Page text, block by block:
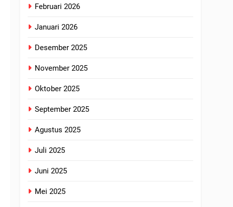
Februari 2026
Januari 2026
Desember 2025
November 2025
Oktober 2025
September 2025
Agustus 2025
Juli 2025
Juni 2025
Mei 2025